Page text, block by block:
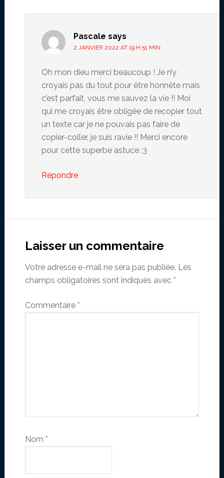
Pascale says
2 JANVIER 2022 AT 19 H 51 MIN
Oh mon dieu merci beaucoup ! Je n’y
croyais pas du tout pour être honnête mais
c’est parfait, vous me sauvez la vie !! Moi
qui me croyais être obligée de recopier tout
un texte car je ne pouvais pas faire de
copier-coller, je suis ravie !! Merci encore
pour cette superbe astuce :3
Répondre
Laisser un commentaire
Votre adresse e-mail ne sera pas publiée. Les
champs obligatoires sont indiqués avec *
Commentaire *
Nom *